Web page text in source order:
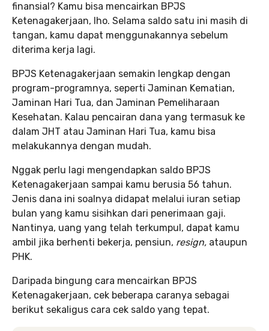
finansial? Kamu bisa mencairkan BPJS
Ketenagakerjaan, lho. Selama saldo satu ini masih di
tangan, kamu dapat menggunakannya sebelum
diterima kerja lagi.
BPJS Ketenagakerjaan semakin lengkap dengan
program-programnya, seperti Jaminan Kematian,
Jaminan Hari Tua, dan Jaminan Pemeliharaan
Kesehatan. Kalau pencairan dana yang termasuk ke
dalam JHT atau Jaminan Hari Tua, kamu bisa
melakukannya dengan mudah.
Nggak perlu lagi mengendapkan saldo BPJS
Ketenagakerjaan sampai kamu berusia 56 tahun.
Jenis dana ini soalnya didapat melalui iuran setiap
bulan yang kamu sisihkan dari penerimaan gaji.
Nantinya, uang yang telah terkumpul, dapat kamu
ambil jika berhenti bekerja, pensiun, resign, ataupun
PHK.
Daripada bingung cara mencairkan BPJS
Ketenagakerjaan, cek beberapa caranya sebagai
berikut sekaligus cara cek saldo yang tepat.